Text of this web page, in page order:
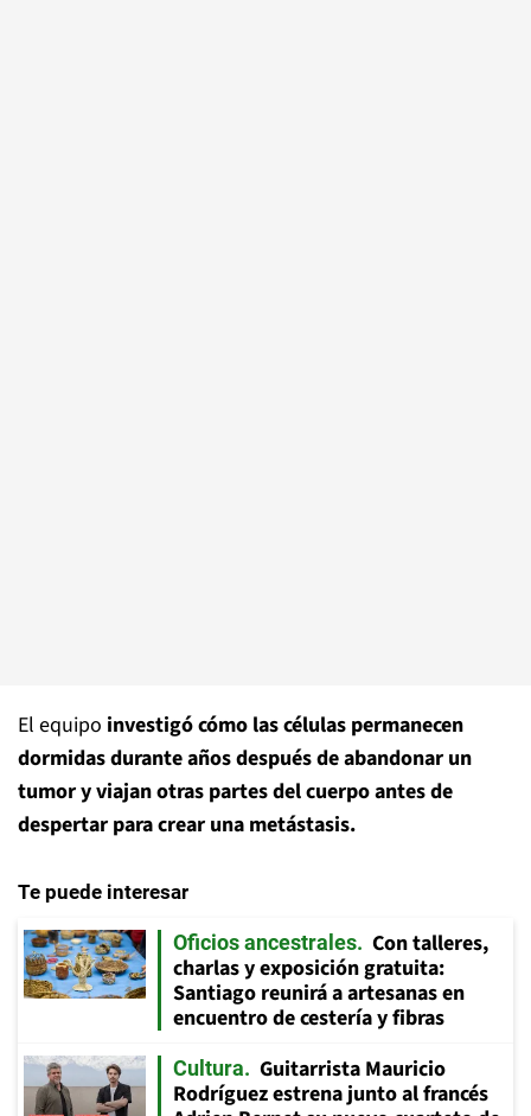
El equipo investigó cómo las células permanecen
dormidas durante años después de abandonar un
tumor y viajan otras partes del cuerpo antes de
despertar para crear una metástasis.
Te puede interesar
Oficios ancestrales
Con talleres,
charlas y exposición gratuita:
Santiago reunirá a artesanas en
encuentro de cestería y fibras
Cultura
Guitarrista Mauricio
Rodríguez estrena junto al francés